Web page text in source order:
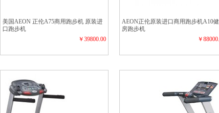
美国AEON 正伦A75商用跑步机 原装进
口跑步机
￥39800.00
AEON正伦原装进口商用跑步机A10
房跑步机
￥